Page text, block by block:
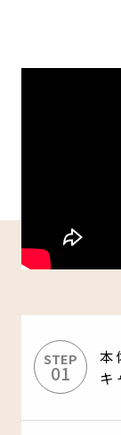
STEP
01
本
キ